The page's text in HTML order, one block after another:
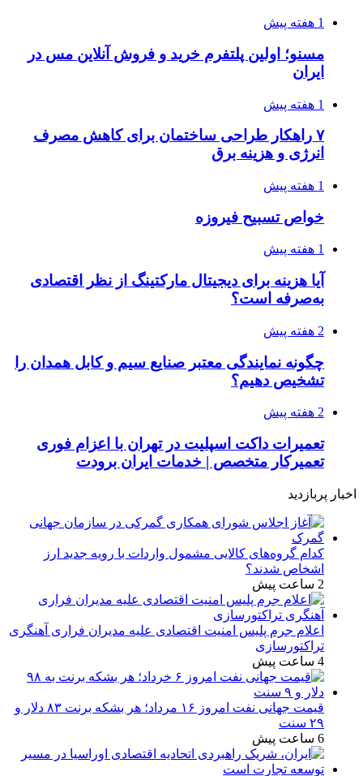
1 هفته پیش
مسنو؛ اولین پلتفرم خرید و فروش آنلاین مس در
ایران
1 هفته پیش
۷ راهکار طراحی ساختمان برای کاهش مصرف
انرژی و هزینه برق
1 هفته پیش
خواص تسبیح فیروزه
1 هفته پیش
آیا هزینه برای دیجیتال مارکتینگ از نظر اقتصادی
به‌صرفه است؟
2 هفته پیش
چگونه نمایندگی معتبر صنایع سیم و کابل همدان را
تشخیص دهیم؟
2 هفته پیش
تعمیرات داکت اسپلیت در تهران با اعزام فوری
تعمیرکار متخصص | خدمات ایران برودت
اخبار پربازدید
کدام گروه‌های کالایی مشمول واردات با رویه جدید ارز
اشخاص شدند؟
2 ساعت پیش
اعلام جرم پلیس امنیت اقتصادی علیه مدیران فراری آهنگری
تراکتورسازی
4 ساعت پیش
قیمت جهانی نفت امروز ۱۶ مرداد؛ هر بشکه برنت ۸۳ دلار و
۲۹ سنت
6 ساعت پیش